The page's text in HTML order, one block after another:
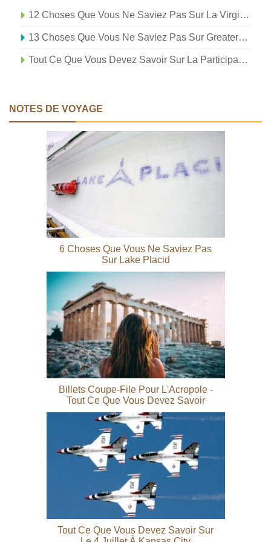
12 Choses Que Vous Ne Saviez Pas Sur La Virginie
13 Choses Que Vous Ne Saviez Pas Sur Greater Palm Springs
Tout Ce Que Vous Devez Savoir Sur La Participation Au RSM Classic
NOTES DE VOYAGE
6 Choses Que Vous Ne Saviez Pas
Sur Lake Placid
Billets Coupe-File Pour L'Acropole -
Tout Ce Que Vous Devez Savoir
Tout Ce Que Vous Devez Savoir Sur